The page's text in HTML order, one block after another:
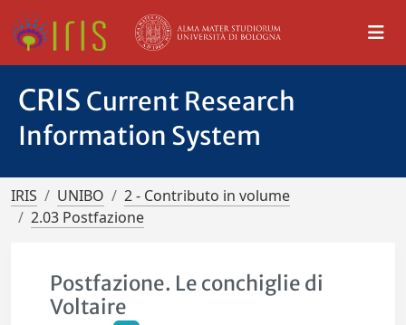
CRIS Current Research
Information System
IRIS UNIBO
2 - Contributo in volume
2.03 Postfazione
Postfazione. Le conchiglie di
Voltaire